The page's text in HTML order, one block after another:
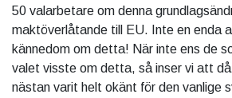
50 valarbetare om denna
maktöverlåtande till EU. Inte en enda
kännedom om detta! När inte ens de
valet visste om detta, så inser vi att
nästan varit helt okänt för den vanlige